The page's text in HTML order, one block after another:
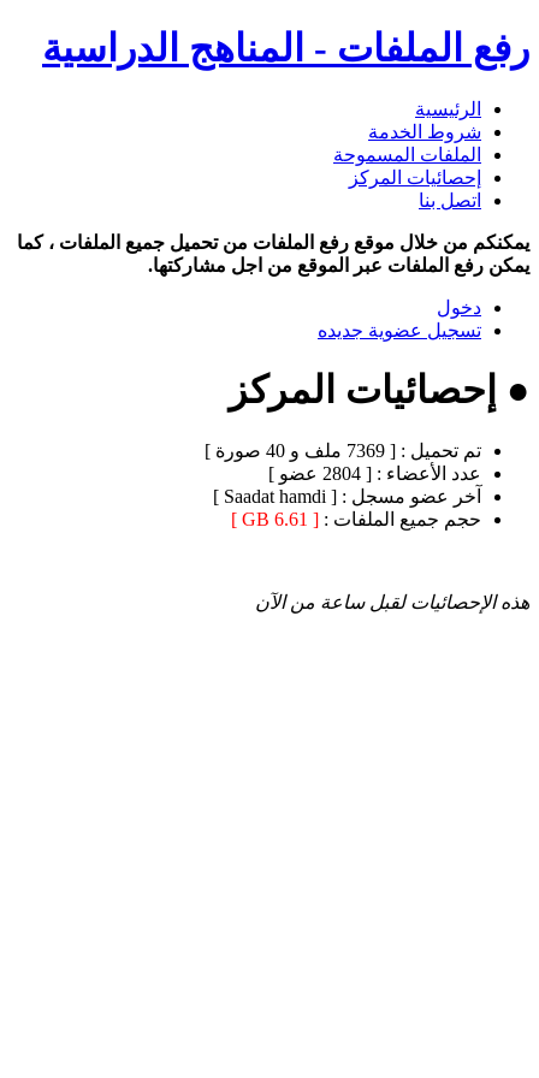
رفع الملفات - المناهج الدراسية
الرئيسية
شروط الخدمة
الملفات المسموحة
إحصائيات المركز
اتصل بنا
يمكنكم من خلال موقع رفع الملفات من تحميل جميع الملفات ، كما
يمكن رفع الملفات عبر الموقع من اجل مشاركتها.
دخول
تسجيل عضوية جديده
● إحصائيات المركز
تم تحميل : [ 7369 ملف و 40 صورة ]
عدد الأعضاء : [ 2804 عضو ]
آخر عضو مسجل : [ Saadat hamdi ]
حجم جميع الملفات : [ 6.61 GB ]
هذه الإحصائيات لقبل ساعة من الآن